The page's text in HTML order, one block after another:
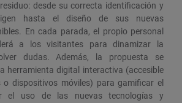
desde su correcta identificación y
hasta el diseño de sus nuevas
En cada parada, el propio personal
a los visitantes para dinamizar la
dudas. Además, la propuesta se
herramienta digital interactiva (accesible
o dispositivos móviles) para gamificar el
el uso de las nuevas tecnologías y